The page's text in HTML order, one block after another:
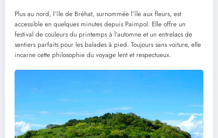
Plus au nord, l’île de Bréhat, surnommée l’île aux fleurs, est
accessible en quelques minutes depuis Paimpol. Elle offre un
festival de couleurs du printemps à l’automne et un entrelacs de
sentiers parfaits pour les balades à pied. Toujours sans voiture, elle
incarne cette philosophie du voyage lent et respectueux.